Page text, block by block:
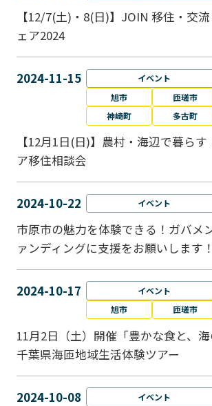
【12/7(土)・8(日)】JOIN 移住・交
ェア2024
2024-11-15 イベント
旭市
匝瑳市
神崎町
多古町
【12月1日(日)】農村・海辺で暮ら
ア移住相談会
2024-10-22 イベント
市原市の魅力を体験できる！ガバメ
ァンディングに支援をお願いします！
2024-10-17 イベント
旭市
匝瑳市
11月2日（土）開催「豊かな食と、海
千葉県海匝地域生活体験ツアー
2024-10-08 イベント